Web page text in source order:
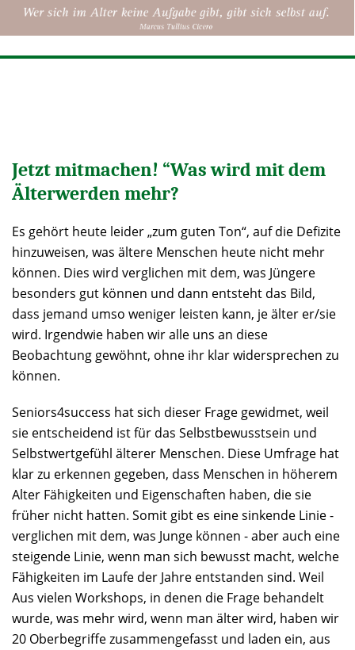
Jetzt mitmachen! “Was wird mit dem
Älterwerden mehr?
Es gehört heute leider „zum guten Ton“, auf die Defizite
hinzuweisen, was ältere Menschen heute nicht mehr
können. Dies wird verglichen mit dem, was Jüngere
besonders gut können und dann entsteht das Bild,
dass jemand umso weniger leisten kann, je älter er/sie
wird. Irgendwie haben wir alle uns an diese
Beobachtung gewöhnt, ohne ihr klar widersprechen zu
können.
Seniors4success hat sich dieser Frage gewidmet, weil
sie entscheidend ist für das Selbstbewusstsein und
Selbstwertgefühl älterer Menschen. Diese Umfrage hat
klar zu erkennen gegeben, dass Menschen in höherem
Alter Fähigkeiten und Eigenschaften haben, die sie
früher nicht hatten. Somit gibt es eine sinkende Linie -
verglichen mit dem, was Junge können - aber auch eine
steigende Linie, wenn man sich bewusst macht, welche
Fähigkeiten im Laufe der Jahre entstanden sind. Weil
Aus vielen Workshops, in denen die Frage behandelt
wurde, was mehr wird, wenn man älter wird, haben wir
20 Oberbegriffe zusammengefasst und laden ein, aus